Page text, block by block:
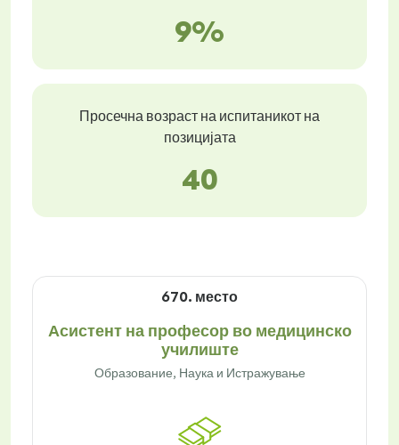
9%
Просечна возраст на испитаникот на
позицијата
40
670. место
Асистент на професор во медицинско
училиште
Образование, Наука и Истражување